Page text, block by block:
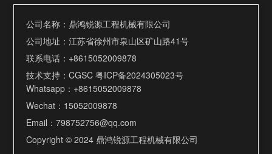
公司名称：鼎鸿锐源工程机械有限公司
公司地址：江苏省徐州市泉山区矿山路41号
联系电话： +8615052009878
技术支持：CGSC 粤ICP备2024305023号
Whatsapp： +8615052009878
Wechat：15052009878
Email：798752756@qq.com
Copyright © 2024 鼎鸿锐源工程机械有限公司